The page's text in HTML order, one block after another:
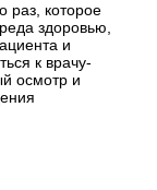
раз, которое
здоровью,
и
к врачу-
осмотр и